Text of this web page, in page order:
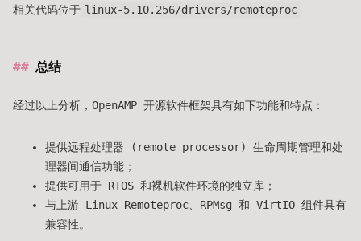
相关代码位于 linux-5.10.256/drivers/remoteproc
总结
经过以上分析，OpenAMP 开源软件框架具有如下功能和特点：
提供远程处理器 (remote processor) 生命周期管理和处
理器间通信功能；
提供可用于 RTOS 和裸机软件环境的独立库；
与上游 Linux Remoteproc、RPMsg 和 VirtIO 组件具有
兼容性。